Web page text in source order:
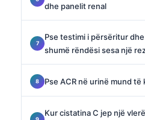
dhe panelit renal
Pse testimi i përsëritur
shumë rëndësi sesa një
Pse ACR në urinë mund të
Kur cistatina C jep një